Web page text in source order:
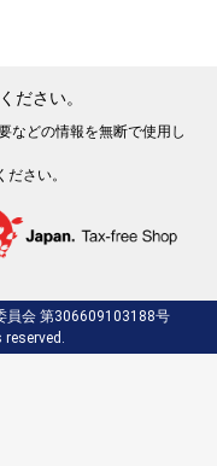
ださい。
などの情報を無断で使用し
さい。
員会 第306609103188号